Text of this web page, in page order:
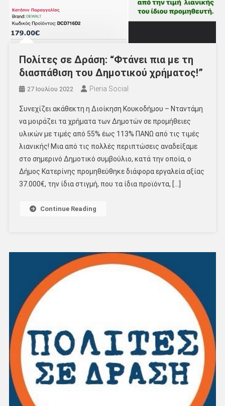
Πολίτες σε Δράση: “Φτάνει πια με τη
διασπάθιση του Δημοτικού χρήματος!”
27 Ιουλίου 2022 Pieria Social
Συνεχίζει ακάθεκτη η Διοίκηση Κουκοδήμου – Νταντάμη
να μοιράζει τα χρήματα των Δημοτών σε προμήθειες
υλικών με τιμές από 55% έως 113% ΠΑΝΩ από τις τιμές
λιανικής! Μια από τις πολλές περιπτώσεις αναδείξαμε
στο σημερινό Δημοτικό συμβούλιο, κατά την οποία, ο
Δήμος Κατερίνης προμηθεύθηκε διάφορα εργαλεία αξίας
37.000€, την ίδια στιγμή, που τα ίδια προϊόντα, […]
Continue Reading